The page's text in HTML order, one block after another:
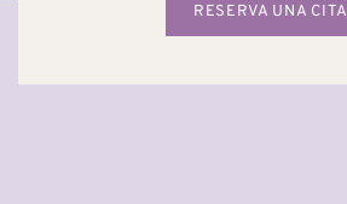
RESERVA UNA CITA